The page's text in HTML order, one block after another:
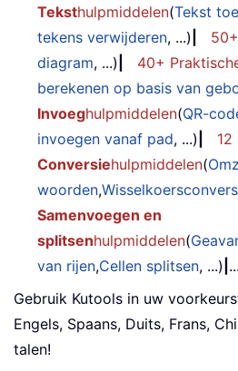
Teksthulpmiddelen(Tekst
tekens verwijderen, ...) 50+
diagram, ...) 40+
berekenen op basis van
Invoeghulpmiddelen(QR-
invoegen vanaf pad, ...)
12
Conversiehulpmiddelen(
woorden,
Samenvoegen en
splitsenhulpmiddelen(
van rijen,Cellen splitsen, ...)
Gebruik Kutools in uw
Engels, Spaans, Duits, Frans,
talen!